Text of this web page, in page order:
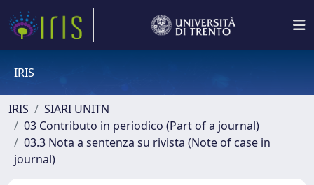
IRIS
IRIS
SIARI UNITN
03 Contributo in periodico (Part of a journal)
03.3 Nota a sentenza su rivista (Note of case in
journal)